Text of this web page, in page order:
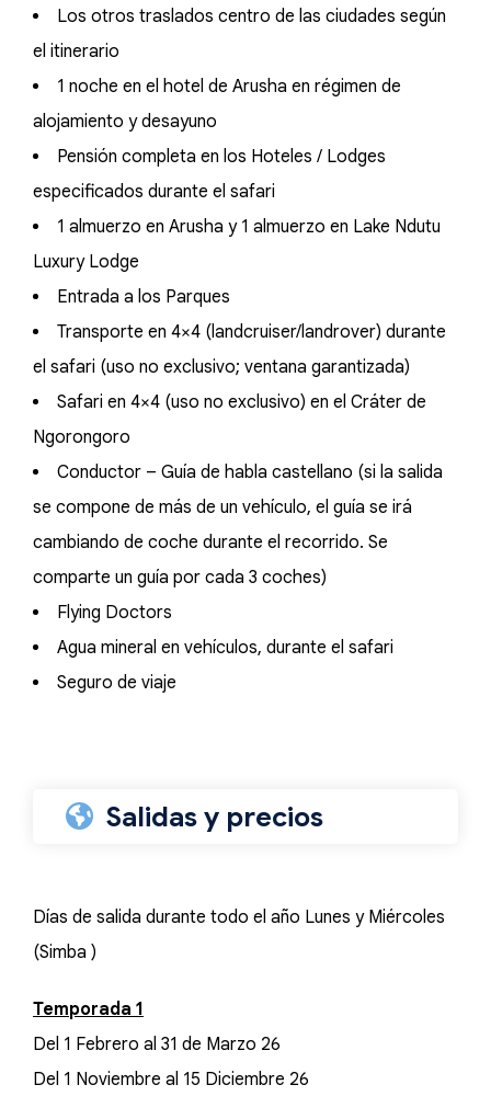
Los otros traslados centro de las ciudades según
el itinerario
1 noche en el hotel de Arusha en régimen de
alojamiento y desayuno
Pensión completa en los Hoteles / Lodges
especificados durante el safari
1 almuerzo en Arusha y 1 almuerzo en Lake Ndutu
Luxury Lodge
Entrada a los Parques
Transporte en 4×4 (landcruiser/landrover) durante
el safari (uso no exclusivo; ventana garantizada)
Safari en 4×4 (uso no exclusivo) en el Cráter de
Ngorongoro
Conductor – Guía de habla castellano (si la salida
se compone de más de un vehículo, el guía se irá
cambiando de coche durante el recorrido. Se
comparte un guía por cada 3 coches)
Flying Doctors
Agua mineral en vehículos, durante el safari
Seguro de viaje
Salidas y precios
Días de salida durante todo el año Lunes y Miércoles
(Simba )
Temporada 1
Del 1 Febrero al 31 de Marzo 26
Del 1 Noviembre al 15 Diciembre 26